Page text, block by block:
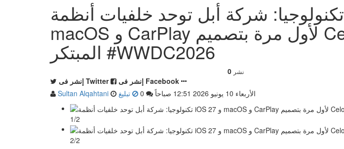
تكنولوجيا: شركة أبل توحد خلفيات أنظمة iOS 27 و
macOS و CarPlay لأول مرة بتصميم Celosia
المبتكر #WWDC2026
0 نشر
إنشر فى Twitter
إنشر فى Facebook
Sultan Alqahtani
الأربعاء 10 يونيو 2026 12:51 صباحاً تبليغ
1/2
2/2